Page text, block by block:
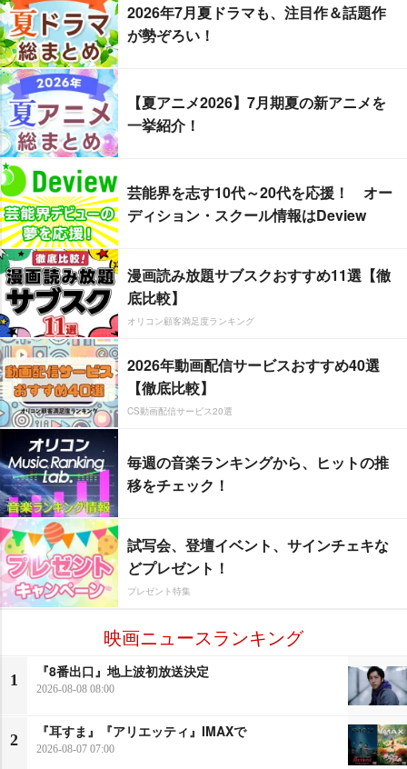
2026年7月夏ドラマも、注目作＆話題作
が勢ぞろい！
【夏アニメ2026】7月期夏の新アニメを
一挙紹介！
芸能界を志す10代～20代を応援！ オー
ディション・スクール情報はDeview
漫画読み放題サブスクおすすめ11選【徹
底比較】
オリコン顧客満足度ランキング
2026年動画配信サービスおすすめ40選
【徹底比較】
CS動画配信サービス20選
毎週の音楽ランキングから、ヒットの推
移をチェック！
試写会、登壇イベント、サインチェキな
どプレゼント！
プレゼント特集
映画ニュースランキング
1
『8番出口』地上波初放送決定
2026-08-08 08:00
2
『耳すま』『アリエッティ』IMAXで
2026-08-07 07:00